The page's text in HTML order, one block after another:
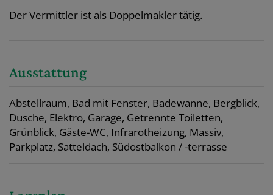
Der Vermittler ist als Doppelmakler tätig.
Ausstattung
Abstellraum Bad mit Fenster Badewanne Bergblick
Dusche Elektro Garage Getrennte Toiletten
Grünblick Gäste-WC Infrarotheizung Massiv
Parkplatz Satteldach Südostbalkon / -terrasse